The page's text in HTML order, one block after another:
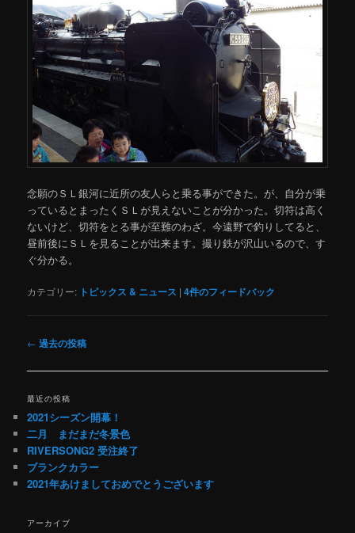
念願のＳＬ銀河に近所の友人らと乗る事ができた。が、自分が乗
っているとまったくＳＬが見えないことが分かった。切符は高く
ないけど、切符をとる事が至難のわざ。今遠野で釣りしてると、
昼前後にＳＬを見ることが出来ます。撮り鉄が沢山いるので、す
ぐ分かる。
カテゴリー: トピックス & ニュース |4件のフィードバック
投
ナ
ゲ
ー
シ
ョ
ン
← 過去の投稿
最近の投稿
2021シーズン開幕！
二月 まだまだ冬景色
RIVERSONG2 受注終了
ブランクカラー
2021年あけましておめでとうございます
アーカイブ